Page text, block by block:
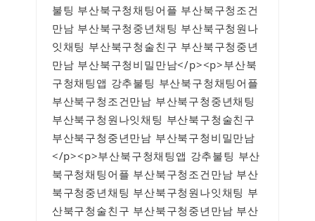
불팅 부산북구청채팅어플 부산북구청조건
만남 부산북구청중년채팅 부산북구청원나
잇채팅 부산북구청술친구 부산북구청중년
만남 부산북구청비밀만남</p><p>부산북
구청채팅앱 강추불팅 부산북구청채팅어플
부산북구청조건만남 부산북구청중년채팅
부산북구청원나잇채팅 부산북구청술친구
부산북구청중년만남 부산북구청비밀만남
</p><p>부산북구청채팅앱 강추불팅 부산
북구청채팅어플 부산북구청조건만남 부산
북구청중년채팅 부산북구청원나잇채팅 부
산북구청술친구 부산북구청중년만남 부산